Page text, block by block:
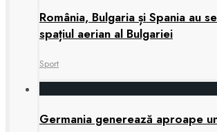
România, Bulgaria și Spania
spațiul aerian al Bulgariei
Sport
Germania generează aproape